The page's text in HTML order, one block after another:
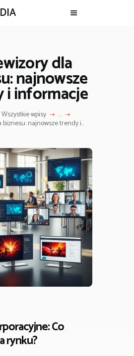
dla
najnowsze
i informacje
Wszystkie wpisy ...
najnowsze trendy i...
Co
rynku?